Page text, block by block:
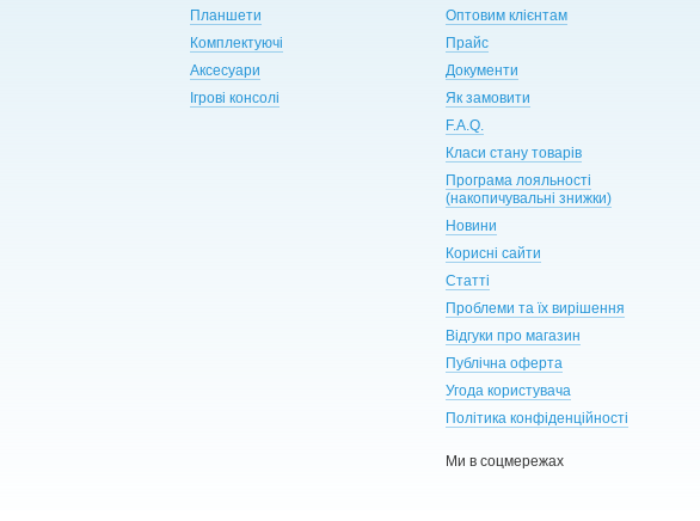
Планшети
Комплектуючі
Аксесуари
Ігрові консолі
Оптовим клієнтам
Прайс
Документи
Як замовити
F.A.Q.
Класи стану товарів
Програма лояльності
(накопичувальні знижки)
Новини
Корисні сайти
Статті
Проблеми та їх вирішення
Відгуки про магазин
Публічна оферта
Угода користувача
Політика конфіденційності
Ми в соцмережах